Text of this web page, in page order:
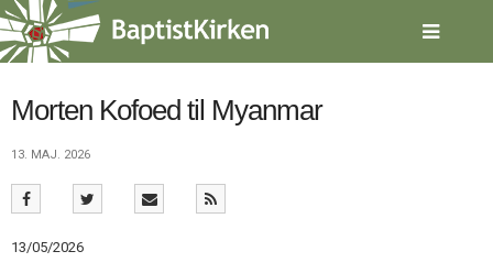
Spring
menu
over
gå
indhold Vend
forsiden
1.0:
Forside
Morten Kofoed til Myanmar
13. MAJ. 2026
13/05/2026